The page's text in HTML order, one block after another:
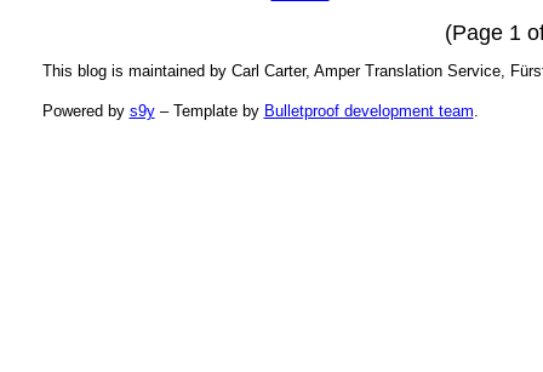
(Page 1
This blog is maintained by Carl Carter, Amper Translation Service,
Powered by s9y– Template by Bulletproof development team